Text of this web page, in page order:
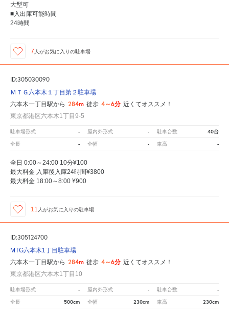
大型可
■入出庫可能時間
24時間
7 人がお気に入りの駐車場
ID:305030090
ＭＴＧ六本木１丁目第２駐車場
六本木一丁目駅から 284m 徒歩 4～6分 近くてオススメ！
東京都港区六本木1丁目9-5
駐車場形式 - 屋内外形式 - 駐車台数 40台
全長 - 全幅 - 車高 -
全日 0:00～24:00 10分¥100
最大料金 入庫後入庫24時間¥3800
最大料金 18:00～8:00 ¥900
11 人がお気に入りの駐車場
ID:305124700
MTG六本木1丁目駐車場
六本木一丁目駅から 284m 徒歩 4～6分 近くてオススメ！
東京都港区六本木1丁目10
駐車場形式 - 屋内外形式 - 駐車台数 -
全長 500cm 全幅 230cm 車高 230cm